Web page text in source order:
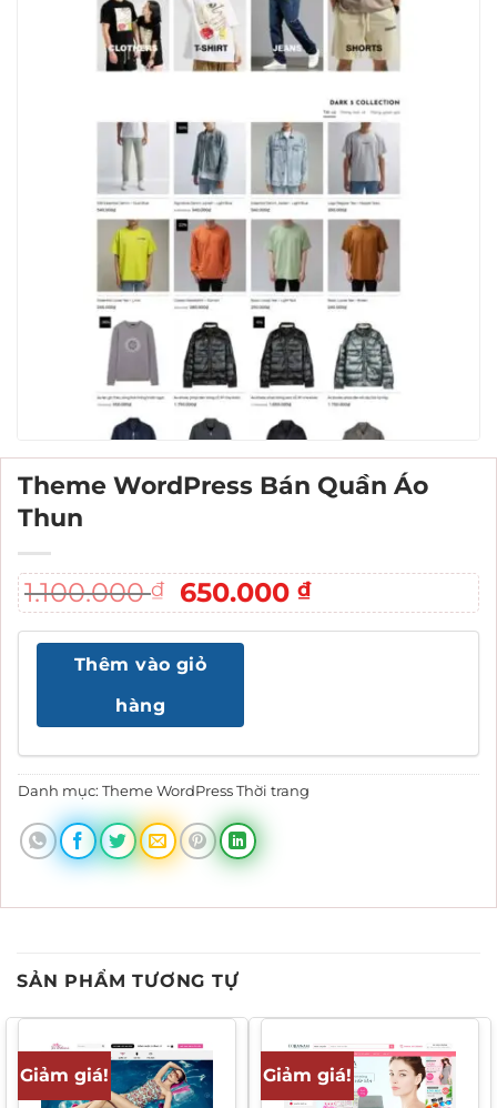
Theme WordPress Bán Quần Áo
Thun
1.100.000₫
Giá
gốc
là:
1.100.000 ₫.
650.000₫Giá
hiện
Thêm vào giỏ
hàng
Danh mục: Theme WordPress Thời trang
SẢN PHẨM TƯƠNG TỰ
Giảm giá! Giảm giá!